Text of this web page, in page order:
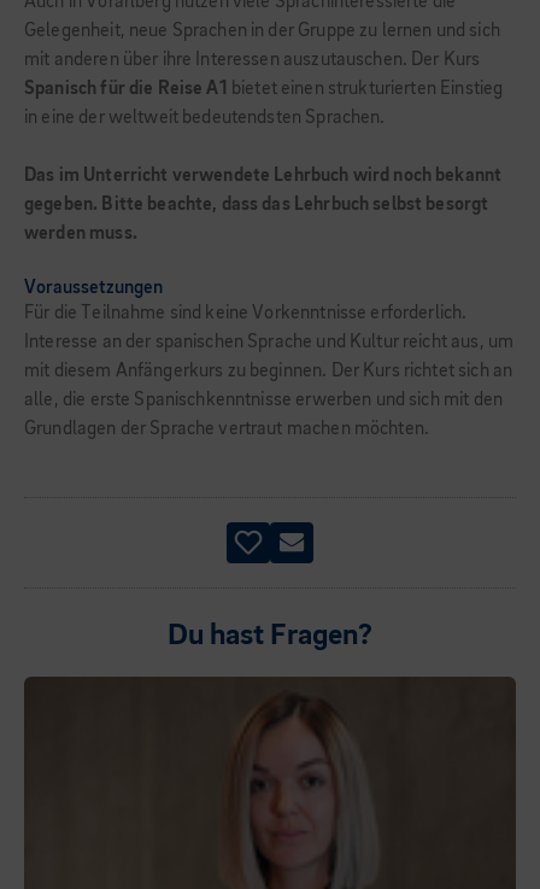
Gelegenheit, neue Sprachen in der Gruppe zu lernen und sich
mit anderen über ihre Interessen auszutauschen. Der Kurs
Spanisch für die Reise A1
bietet einen strukturierten Einstieg
in eine der weltweit bedeutendsten Sprachen.
Das im Unterricht verwendete Lehrbuch wird noch bekannt
gegeben. Bitte beachte, dass das Lehrbuch selbst besorgt
werden muss.
Voraussetzungen
Für die Teilnahme sind keine Vorkenntnisse erforderlich.
Interesse an der spanischen Sprache und Kultur reicht aus, um
mit diesem Anfängerkurs zu beginnen. Der Kurs richtet sich an
alle, die erste Spanischkenntnisse erwerben und sich mit den
Grundlagen der Sprache vertraut machen möchten.
Du hast Fragen?